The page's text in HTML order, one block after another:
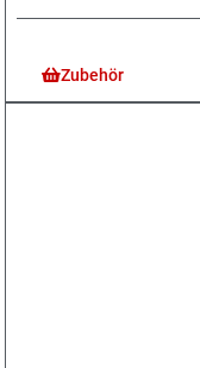
Zubehör